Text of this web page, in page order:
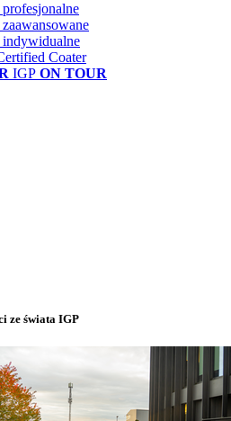
indywidualne
Coater
IGP ON TOUR
ze świata IGP